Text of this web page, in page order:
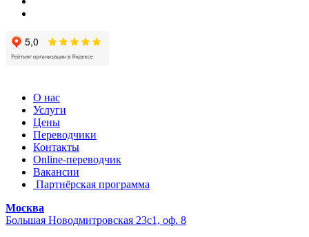
О нас
Услуги
Цены
Переводчики
Контакты
Online-переводчик
Вакансии
Партнёрская программа
Москва
Большая Новодмитровская 23с1, оф. 8